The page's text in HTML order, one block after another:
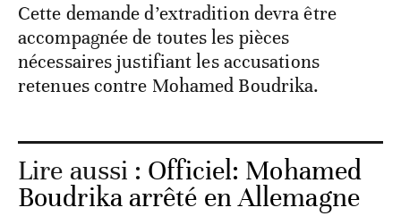
Cette demande d’extradition devra être
accompagnée de toutes les pièces
nécessaires justifiant les accusations
retenues contre Mohamed Boudrika.
Lire aussi : Officiel: Mohamed
Boudrika arrêté en Allemagne